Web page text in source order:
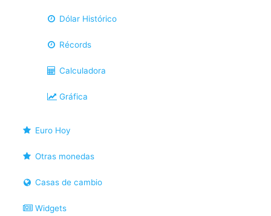
Dólar Histórico
Récords
Calculadora
Gráfica
Euro Hoy
Otras monedas
Casas de cambio
Widgets